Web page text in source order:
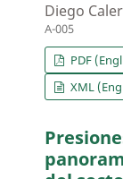
Diego
A-005
PDF
XML